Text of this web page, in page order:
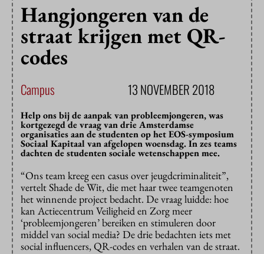
Hangjongeren van de
straat krijgen met QR-
codes
Campus 13 NOVEMBER 2018
Help ons bij de aanpak van probleemjongeren, was
kortgezegd de vraag van drie Amsterdamse
organisaties aan de studenten op het EOS-symposium
Sociaal Kapitaal van afgelopen woensdag. In zes teams
dachten de studenten sociale wetenschappen mee.
“Ons team kreeg een casus over jeugdcriminaliteit”,
vertelt Shade de Wit, die met haar twee teamgenoten
het winnende project bedacht. De vraag luidde: hoe
kan Actiecentrum Veiligheid en Zorg meer
‘probleemjongeren’ bereiken en stimuleren door
middel van social media? De drie bedachten iets met
social influencers, QR-codes en verhalen van de straat.